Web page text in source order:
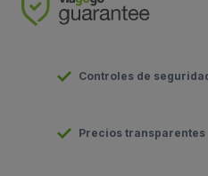
Controles de
Precios transparentes